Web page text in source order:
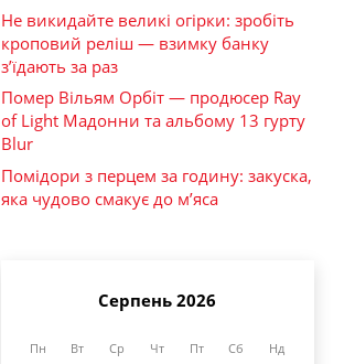
Не викидайте великі огірки: зробіть
кроповий реліш — взимку банку
з’їдають за раз
Помер Вільям Орбіт — продюсер Ray
of Light Мадонни та альбому 13 гурту
Blur
Помідори з перцем за годину: закуска,
яка чудово смакує до м’яса
Серпень 2026
Пн Вт Ср Чт Пт Сб Нд